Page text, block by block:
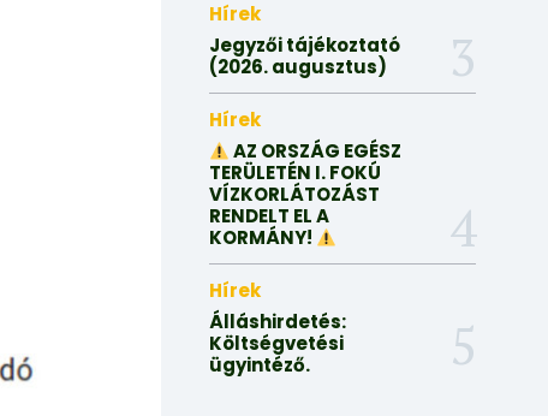
Hírek
Jegyzői tájékoztató
(2026. augusztus)
Hírek
AZ ORSZÁG EGÉSZ
TERÜLETÉN I. FOKÚ
VÍZKORLÁTOZÁST
RENDELT EL A
KORMÁNY!
Hírek
Álláshirdetés:
Költségvetési
ügyintéző.